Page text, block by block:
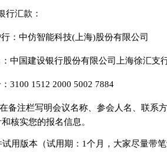
行汇款：
：中仿智能科技(上海)股份有限公司
：中国建设银行股份有限公司上海徐汇支
3100 1512 2000 5002 7884
备注栏写明会议名称、参会人名、联系
核实您的报名信息。
用版本（试用期：1个月，大家尽量带